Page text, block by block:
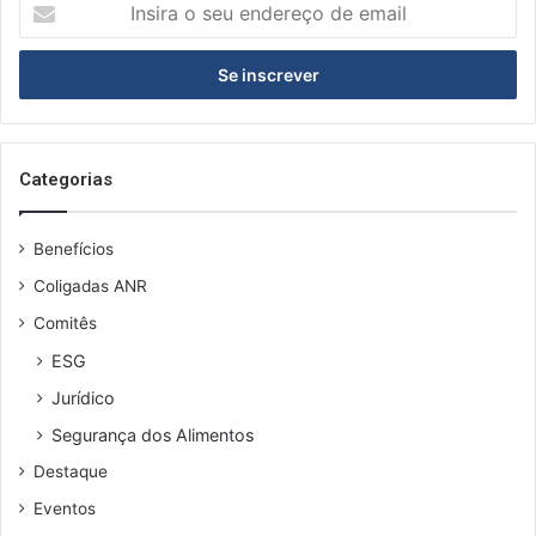
seu
de
email
Categorias
Benefícios
Coligadas ANR
Comitês
ESG
Jurídico
Segurança dos Alimentos
Destaque
Eventos